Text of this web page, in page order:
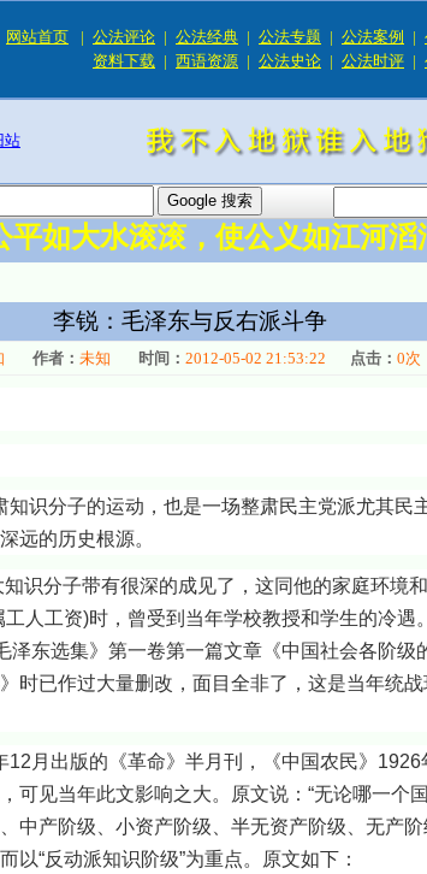
网站首页 | 公法评论 | 公法经典 | 公法专题 | 公法案例 |
资料下载 | 西语资源 | 公法史论 | 公法时评 |
站
平如大水滚滚，使公义如江河滔
李锐：毛泽东与反右派斗争
作者： 未知 时间： 2012-05-02 21:53:22 点击： 0次
分子的运动，也是一场整肃民主党派尤其民
远的历史根源。
子带有很深的成见了，这同他的家庭环境和
人工资)时，曾受到当年学校教授和学生的冷遇
泽东选集》第一卷第一篇文章《中国社会各阶级
时已作过大量删改，面目全非了，这是当年统
月出版的《革命》半月刊，《中国农民》1926
可见当年此文影响之大。原文说：“无论哪一个
中产阶级、小资产阶级、半无资产阶级、无产阶
“反动派知识阶级”为重点。原文如下：